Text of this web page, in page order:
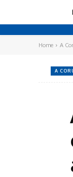
Home A
A